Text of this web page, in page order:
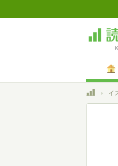
トップ
イ